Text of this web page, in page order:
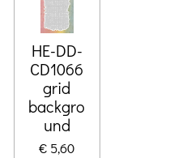
HE-DD-
CD1066
grid
backgro
und
€ 5,60